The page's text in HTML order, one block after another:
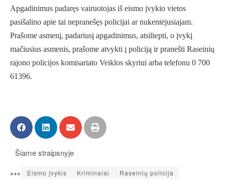
Apgadinimus padaręs vairuotojas iš eismo įvykio vietos
pasišalino apie tai nepranešęs policijai ar nukentėjusiajam.
Prašome asmenį, padariusį apgadinimus, atsiliepti, o įvykį
mačiusius asmenis, prašome atvykti į policiją ir pranešti Raseinių
rajono policijos komisariato Veiklos skyriui arba telefonu 0 700
61396.
Šiame straipsnyje
+++ Eismo įvykis Kriminalai Raseinių policija